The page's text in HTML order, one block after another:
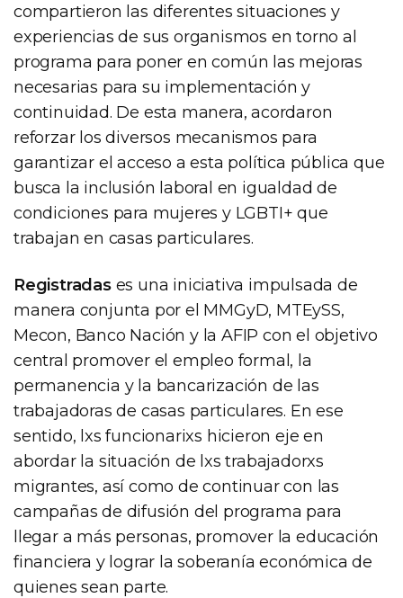
compartieron las diferentes situaciones y
experiencias de sus organismos en torno al
programa para poner en común las mejoras
necesarias para su implementación y
continuidad. De esta manera, acordaron
reforzar los diversos mecanismos para
garantizar el acceso a esta política pública que
busca la inclusión laboral en igualdad de
condiciones para mujeres y LGBTI+ que
trabajan en casas particulares.
Registradases una iniciativa impulsada de
manera conjunta por el MMGyD, MTEySS,
Mecon, Banco Nación y la AFIP con el objetivo
central promover el empleo formal, la
permanencia y la bancarización de las
trabajadoras de casas particulares. En ese
sentido, lxs funcionarixs hicieron eje en
abordar la situación de lxs trabajadorxs
migrantes, así como de continuar con las
campañas de difusión del programa para
llegar a más personas, promover la educación
financiera y lograr la soberanía económica de
quienes sean parte.